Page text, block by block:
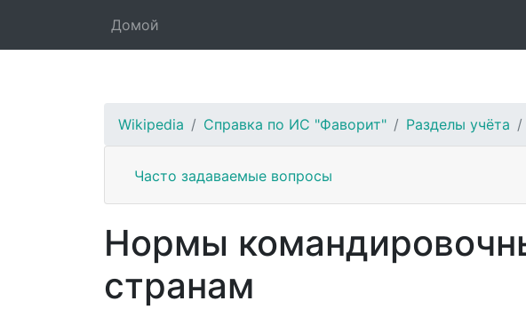
Домой
Wikipedia Справка по ИС "Фаворит" Разделы учёта
Часто задаваемые вопросы
Нормы
странам